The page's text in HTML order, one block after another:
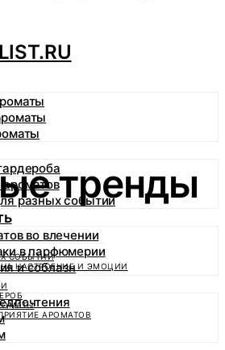
разных событий
во влечении
в парфюмерии
и соблазн
тренды
СОБЫТИЙ
НАСТРОЕНИЕ И ЭМОЦИИ
АРОМАТОВ